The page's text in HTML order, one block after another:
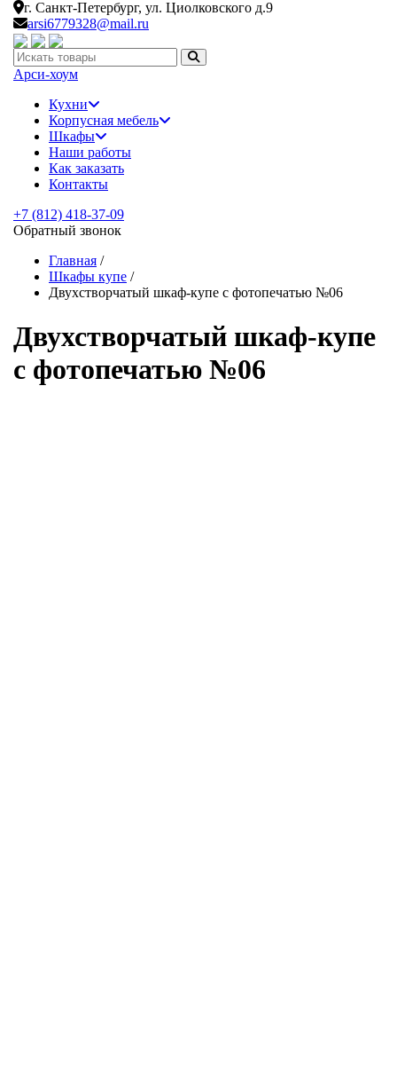
г. Санкт-Петербург, ул. Циолковского д.9
arsi6779328@mail.ru
Искать:
Арси-хоум
Кухни
Корпусная мебель
Шкафы
Наши работы
Как заказать
Контакты
+7 (812) 418-37-09
Обратный звонок
Главная /
Шкафы купе /
Двухстворчатый шкаф-купе с фотопечатью №06
Двухстворчатый шкаф-купе
с фотопечатью №06